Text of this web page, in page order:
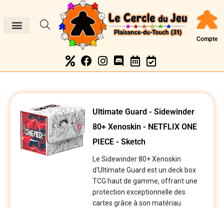
Compte
Ultimate Guard - Sidewinder
80+ Xenoskin - NETFLIX ONE
PIECE - Sketch
Le Sidewinder 80+ Xenoskin
d'Ultimate Guard est un deck box
TCG haut de gamme, offrant une
protection exceptionnelle des
cartes grâce à son matériau